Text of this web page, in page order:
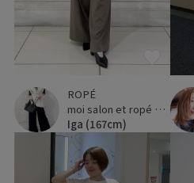
ROPÉ
moi salon et ropé 横浜高島屋
Iga (167cm)